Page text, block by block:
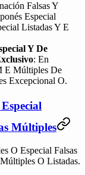
Falsas Y
Especial
Listadas Y E
Y De
: En
E Múltiples De
Excepcional O.
Múltiples
O Especial Falsas
O Listadas.